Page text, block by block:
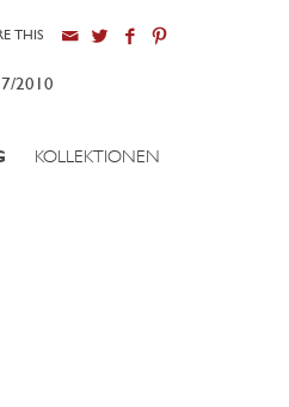
THIS
2010
KOLLEKTIONEN